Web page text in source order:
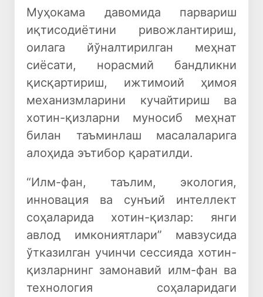
Муҳокама давомида парвариш
иқтисодиётини ривожлантириш,
оилага йўналтирилган меҳнат
сиёсати, норасмий бандликни
қисқартириш, ижтимоий ҳимоя
механизмларини кучайтириш ва
хотин-қизларни муносиб меҳнат
билан таъминлаш масалаларига
алоҳида эътибор қаратилди.
“Илм-фан, таълим, экология,
инновация ва сунъий интеллект
соҳаларида хотин-қизлар: янги
авлод имкониятлари” мавзусида
ўтказилган учинчи сессияда хотин-
қизларнинг замонавий илм-фан ва
технология соҳаларидаги